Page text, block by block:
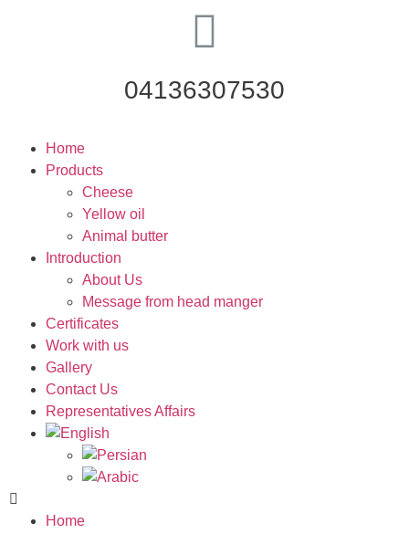
04136307530
Home
Products
Cheese
Yellow oil
Animal butter
Introduction
About Us
Message from head manger
Certificates
Work with us
Gallery
Contact Us
Representatives Affairs
Home